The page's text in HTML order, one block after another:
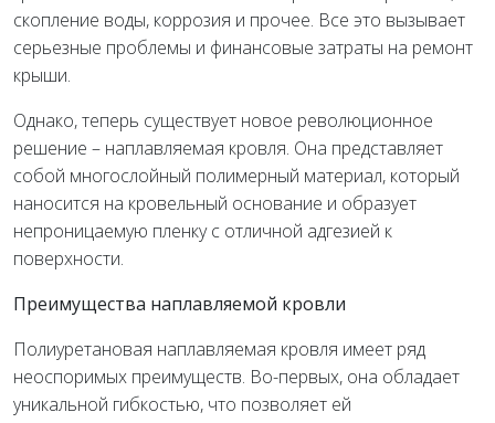
скопление воды, коррозия и прочее. Все это вызывает
серьезные проблемы и финансовые затраты на ремонт
крыши.
Однако, теперь существует новое революционное
решение – наплавляемая кровля. Она представляет
собой многослойный полимерный материал, который
наносится на кровельный основание и образует
непроницаемую пленку с отличной адгезией к
поверхности.
Преимущества наплавляемой кровли
Полиуретановая наплавляемая кровля имеет ряд
неоспоримых преимуществ. Во-первых, она обладает
уникальной гибкостью, что позволяет ей